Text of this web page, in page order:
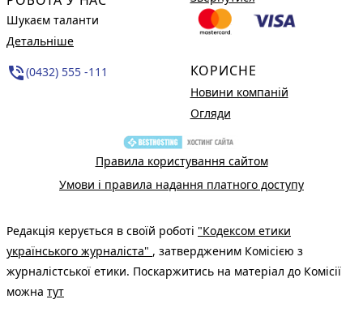
Шукаєм таланти
Детальніше
phone_in_talk(0432) 555 -111 КОРИСНЕ
Новини компаній
Огляди
Правила користування сайтом
Умови і правила надання платного доступу
Редакція керується в своїй роботі "Кодексом етики
українського журналіста" , затвердженим Комісією з
журналістської етики. Поскаржитись на матеріал до Комісії
можна тут